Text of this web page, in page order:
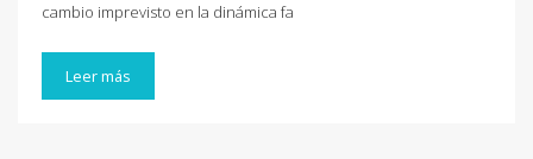
cambio imprevisto en la dinámica fa
Leer más